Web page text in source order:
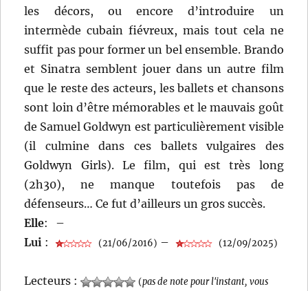
les décors, ou encore d’introduire un
intermède cubain fiévreux, mais tout cela ne
suffit pas pour former un bel ensemble. Brando
et Sinatra semblent jouer dans un autre film
que le reste des acteurs, les ballets et chansons
sont loin d’être mémorables et le mauvais goût
de Samuel Goldwyn est particulièrement visible
(il culmine dans ces ballets vulgaires des
Goldwyn Girls). Le film, qui est très long
(2h30), ne manque toutefois pas de
défenseurs… Ce fut d’ailleurs un gros succès.
Elle:
–
Lui : (21/06/2016) – (12/09/2025)
Lecteurs : (pas de note pour l'instant, vous